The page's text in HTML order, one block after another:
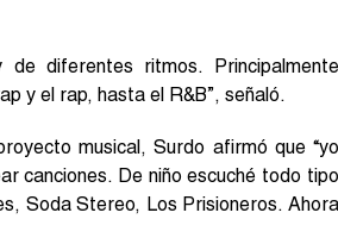
diferentes ritmos. Principalmente
y el rap, hasta el R&B”, señaló.
musical, Surdo afirmó que “yo
canciones. De niño escuché todo tipo
Soda Stereo, Los Prisioneros. Ahora